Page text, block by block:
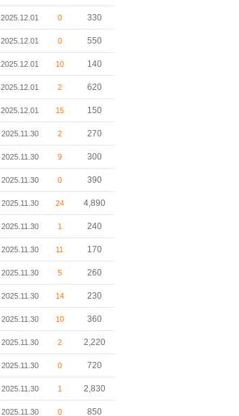
2025.12.01 0 330
2025.12.01 0 550
2025.12.01 10 140
2025.12.01 2 620
2025.12.01 15 150
2025.11.30 2 270
2025.11.30 9 300
2025.11.30 0 390
2025.11.30 24 4,890
2025.11.30 1 240
2025.11.30 11 170
2025.11.30 5 260
2025.11.30 14 230
2025.11.30 10 360
2025.11.30 2 2,220
2025.11.30 0 720
2025.11.30 1 2,830
2025.11.30 0 850